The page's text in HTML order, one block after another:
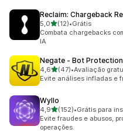
Reclaim: Chargeback
5,0de 5 estrelas
(12)
12 avaliações ao todo
•Grátis
Combata chargebacks
IA
Negate ‑ Bot Protection
4,6de 5 estrelas
(47)
47 avaliações ao todo
•Avaliação
Evite análises infladas e
Wyllo
4,9de 5 estrelas
(152)
152 avaliações ao todo
•Grátis para
Evite fraudes e abusos,
operações.